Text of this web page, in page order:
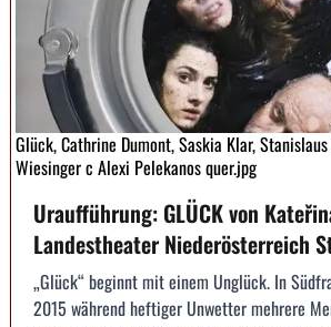
Glück, Cathrine Dumont, Saskia Klar,
Wiesinger c Alexi Pelekanos quer.jpg
Uraufführung: GLÜCK von
Landestheater Niederösterreich
„Glück“ beginnt mit einem Unglück. In
2015 während heftiger Unwetter mehrere